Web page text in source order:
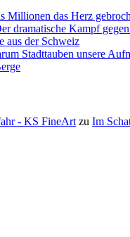
Millionen das Herz
dramatische Kampf gegen
aus der Schweiz
Stadttauben unsere
- KS FineArt zu Im